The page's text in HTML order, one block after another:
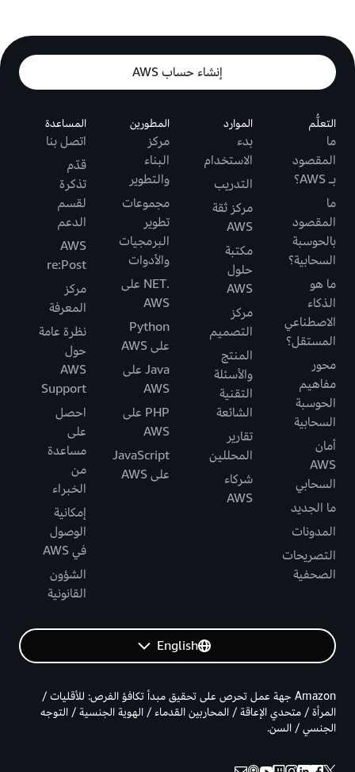
إنشاء حساب AWS
التعلُّم
ما
المقصود
بـ AWS؟
ما
المقصود
بالحوسبة
السحابية؟
ما هو
الذكاء
الاصطناعي
المستقل؟
محور
مفاهيم
الحوسبة
السحابية
أمان
AWS
السحابي
ما الجديد
المدونات
التصريحات
الصحفية
الموارد
بدء
الاستخدام
التدريب
مركز ثقة
AWS
مكتبة
حلول
AWS
مركز
التصميم
المنتج
والأسئلة
التقنية
الشائعة
تقارير
المحللين
شركاء
AWS
المطورين
مركز
البناء
والتطوير
مجموعات
تطوير
البرمجيات
والأدوات
.NET على
AWS
Python
على AWS
Java على
AWS
PHP على
AWS
JavaScript
على AWS
المساعدة
اتصل بنا
قدّم
تذكرة
لقسم
الدعم
AWS
re:Post
مركز
المعرفة
نظرة عامة
حول
AWS
Support
احصل
على
مساعدة
من
الخبراء
إمكانية
الوصول
في AWS
الشؤون
القانونية
English
Amazon جهة عمل تحرص على تحقيق مبدأ تكافؤ الفرص: للأقليات /
المرأة / متحدي الإعاقة / المحاربين القدماء / الهوية الجنسية / التوجه
الجنسي / السن.